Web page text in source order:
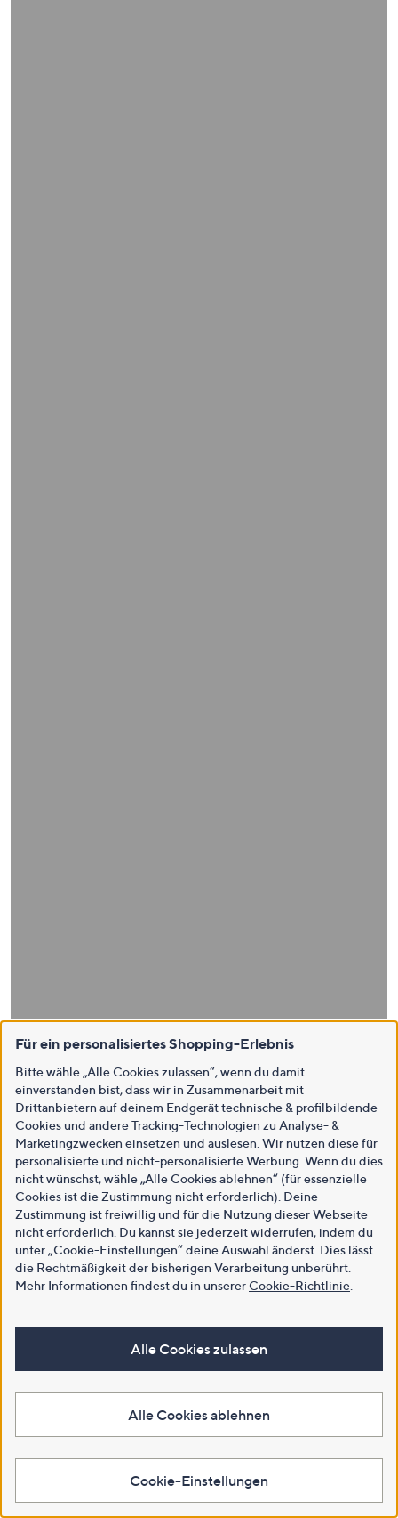
Für ein personalisiertes Shopping-Erlebnis
Bitte wähle „Alle Cookies zulassen“, wenn du damit
einverstanden bist, dass wir in Zusammenarbeit mit
Drittanbietern auf deinem Endgerät technische & profilbildende
Cookies und andere Tracking-Technologien zu Analyse- &
Marketingzwecken einsetzen und auslesen. Wir nutzen diese für
personalisierte und nicht-personalisierte Werbung. Wenn du dies
nicht wünschst, wähle „Alle Cookies ablehnen“ (für essenzielle
Cookies ist die Zustimmung nicht erforderlich). Deine
Zustimmung ist freiwillig und für die Nutzung dieser Webseite
nicht erforderlich. Du kannst sie jederzeit widerrufen, indem du
unter „Cookie-Einstellungen“ deine Auswahl änderst. Dies lässt
die Rechtmäßigkeit der bisherigen Verarbeitung unberührt.
Mehr Informationen findest du in unsererCookie-Richtlinie
Alle Cookies zulassen
Alle Cookies ablehnen
Cookie-Einstellungen